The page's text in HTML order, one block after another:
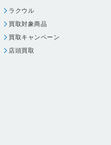
ラクウル
買取対象商品
買取キャンペーン
店頭買取